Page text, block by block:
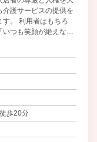
介護サービスの提供を
す。 利用者はもちろ
いつも笑顔が絶えな
歩20分